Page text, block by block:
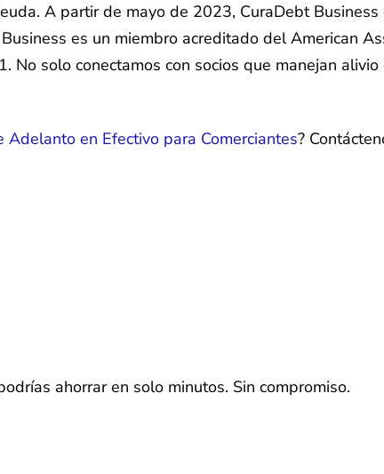
A partir de mayo de 2023, CuraDebt
es un miembro acreditado del American
solo conectamos con socios que manejan
Adelanto en Efectivo para Comerciantes?
ahorrar en solo minutos. Sin compromiso.